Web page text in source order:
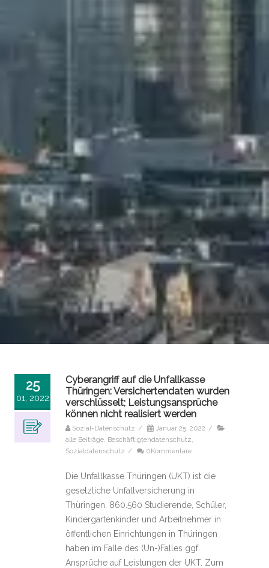
25
01, 2022
Cyberangriff auf die Unfallkasse
Thüringen: Versichertendaten wurden
verschlüsselt; Leistungsansprüche
können nicht realisiert werden
Sozial-Datenschutz / Januar 25, 2022 /
alle Beiträge Beschäftigtendatenschutz
Sozialdatenschutz / 0Kommentare
Die Unfallkasse Thüringen (UKT) ist die
gesetzliche Unfallversicherung in
Thüringen. 860.560 Studierende, Schüler,
Kindergartenkinder und Arbeitnehmer in
öffentlichen Einrichtungen in Thüringen
haben im Falle des (Un-)Falles ggf.
Ansprüche auf Leistungen der UKT. Zum